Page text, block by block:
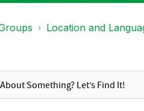
Location and